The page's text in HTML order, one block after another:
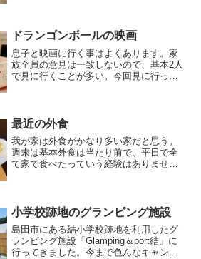
ぐにあるようなプリンのよ...
ドランゴンボールの映画
息子と映画に行く事はよくあります。家
族全員の意見は一致しないので、基本2人
で見に行くことが多い。今回見に行った
みにしてました。ドリ...
最近の外食
我が家は外食がかなり多い家だと思う。
週末は基本外食は当たり前で、平日で全
て家で食べたっていう経験はありませ
のですが単純に家から一番近...
小学校跡地のグランピング施設
島田市にある結小学校跡地を利用したグ
ランピング施設「Glamping＆port結」に
行ってきました。今まで色んなキャンプ